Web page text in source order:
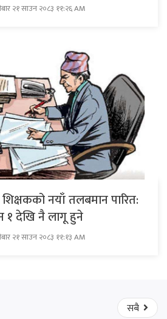
२१ साउन २०८३ ११:२६ AM
शिक्षकको नयाँ तलबमान पारित:
१ देखि नै लागू हुने
२१ साउन २०८३ ११:१३ AM
सबै